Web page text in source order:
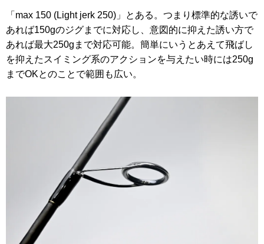
「max 150 (Light jerk 250)」とある。つまり標準的な誘いで
あれば150gのジグまでに対応し、意図的に抑えた誘い方で
あれば最大250gまで対応可能。簡単にいうとあえて飛ばし
を抑えたスイミング系のアクションを与えたい時には250g
までOKとのことで範囲も広い。